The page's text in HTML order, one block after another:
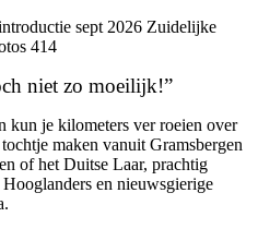
niet zo moeilijk!”
kun je kilometers ver roeien over
maken vanuit Gramsbergen
of het Duitse Laar, prachtig
en nieuwsgierige